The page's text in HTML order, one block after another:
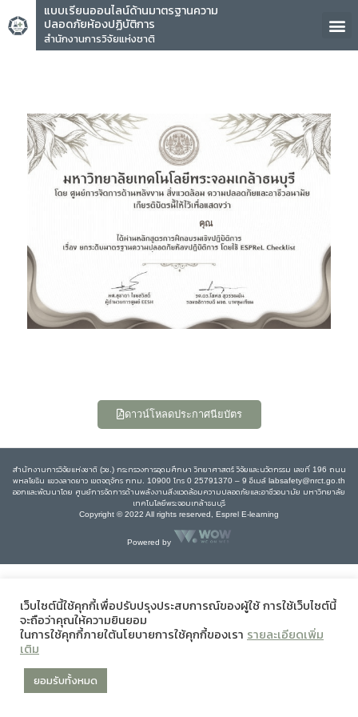
แบบเรียนออนไลน์ด้านมาตรฐานความ
ปลอดภัยห้องปฏิบัติการ
สำนักงานการวิจัยแห่งชาติ
คุณ
ดาวน์โหลดประกาศนียบัตร
สำนักงานการวิจัยแห่งชาติ (วช.) กระทรวงการอุดมศึกษา วิทยาศาสตร์ วิจัยและนวัตกรรม เลขที่ 196 ถนน
พหลโยธิน แขวงลาดยาว เขตจตุจักร กทม. 10900 โทร 0 25791370 – 9 อีเมล์ labsafety@nrct.go.th
ออกและพัฒนาโดย ศูนย์การจัดการด้านพลังงานสิ่งแวดล้อมความปลอดภัยและอาชีวอนามัย มหาวิทยาลัย
เทคโนโลยีพระจอมเกล้าธนบุรี
Copyright © 2022 All rights reserved, Esprel E-learning
Powered by
เว็บไซต์นี้ใช้คุกกี้เพื่อปรับปรุงประสบการณ์ของผู้ใช้ การใช้เว็บไซต์นี้
จะถือว่าคุณให้ความยินยอม
ในการใช้คุกกี้ภายใต้นโยบายการใช้คุกกี้ของเรา รายละเอียดเพิ่ม
เติม
ยอมรับทั้งหมด